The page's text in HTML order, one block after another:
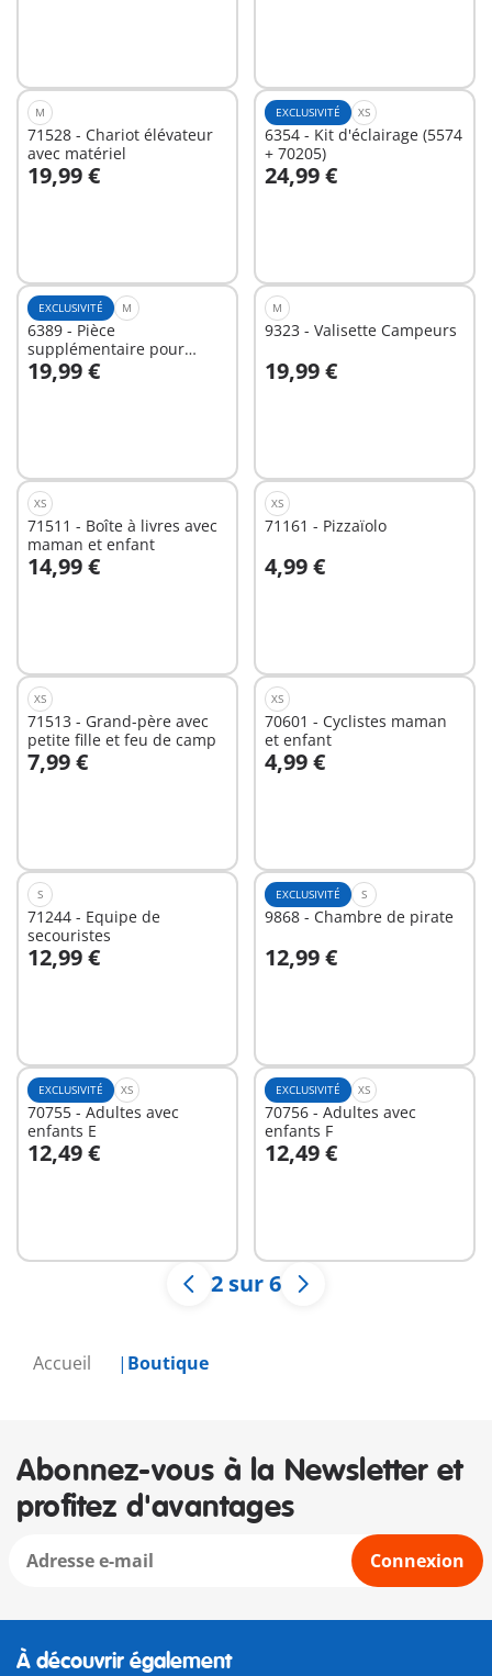
Accueil Boutique
M
71528 - Chariot élévateur
avec matériel
19,99 €
Au panier
EXCLUSIVITÉ XS
6354 - Kit d'éclairage (5574
+ 70205)
24,99 €
Au panier
EXCLUSIVITÉ M
6389 - Pièce
supplémentaire pour
maison moderne
19,99 €
Au panier
M
9323 - Valisette Campeurs
19,99 €
Au panier
XS
71511 - Boîte à livres avec
maman et enfant
14,99 €
Au panier
XS
71161 - Pizzaïolo
4,99 €
Au panier
XS
71513 - Grand-père avec
petite fille et feu de camp
7,99 €
Au panier
XS
70601 - Cyclistes maman
et enfant
4,99 €
Au panier
S
71244 - Equipe de
secouristes
12,99 €
Au panier
EXCLUSIVITÉ S
9868 - Chambre de pirate
12,99 €
Au panier
EXCLUSIVITÉ XS
70755 - Adultes avec
enfants E
12,49 €
Au panier
EXCLUSIVITÉ XS
70756 - Adultes avec
enfants F
12,49 €
Au panier
2 sur 6
Abonnez-vous à la Newsletter et
profitez d'avantages
Connexion
À découvrir également